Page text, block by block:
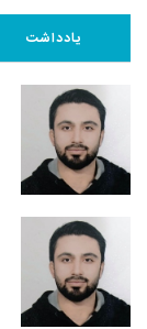
یادداشت